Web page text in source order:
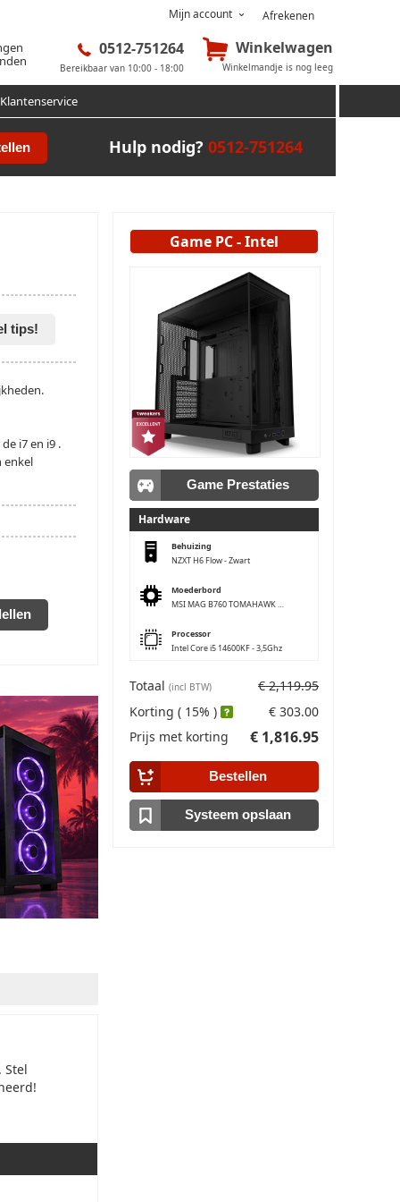
Mijn account Afrekenen
0512-751264
Bereikbaar van 10:00 - 18:00
Winkelwagen
Winkelmandje is nog leeg
Klantenservice
Hulp nodig? 0512-751264
tips!
i7 en i9 .
enkel
Stel
Game PC - Intel
Game Prestaties
Hardware
Behuizing
NZXT H6 Flow - Zwart
Moederbord
MSI MAG B760 TOMAHAWK WIFI6E
Processor
Intel Core i5 14600KF - 3,5Ghz
Kingston FURY Beast 16GB (5600Mhz)
Opslag #1
Samsung 990 PRO 2TB (M.2)
Opslag #2
Geen opslag schijf
Optische drive
Geen Optische Drive
Totaal (incl BTW)
€ 2,119.95
Korting ( 15% )
€ 303.00
Prijs met korting
€ 1,816.95
Bestellen
Systeem opslaan